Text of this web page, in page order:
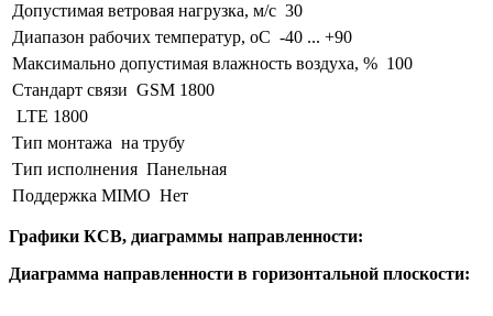
Допустимая ветровая нагрузка, м/с 30
Диапазон рабочих температур, оС -40 ... +90
Максимально допустимая влажность воздуха, % 100
Стандарт связи GSM 1800
LTE 1800
Тип монтажа на трубу
Тип исполнения Панельная
Поддержка MIMO Нет
Графики КСВ, диаграммы направленности:
Диаграмма направленности в горизонтальной плоскости: